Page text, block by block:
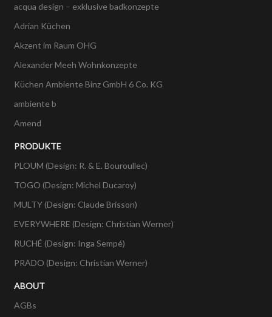
acqua design – exklusive badkonzepte
Adrian Küchen
Akzent im Raum OHG
Alexander Meeh Wohnkonzepte
Küchen Ambiente Binz GmbH 6 Co. KG
ambiente b
Amend
PRODUKTE
PLOUM (Design: R. & E. Bouroullec)
TOGO (Design: Michel Ducaroy)
MULTY (Design: Claude Brisson)
EVERYWHERE (Design: Christian Werner)
RUCHÉ (Design: Inga Sempé)
PRADO (Design: Christian Werner)
ABOUT
AGBs